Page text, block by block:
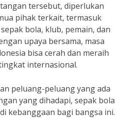
tersebut, diperlukan
pihak terkait, termasuk
bola, klub, pemain, dan
upaya bersama, masa
bisa cerah dan meraih
internasional.
peluang-peluang yang ada
yang dihadapi, sepak bola
kebanggaan bagi bangsa ini.